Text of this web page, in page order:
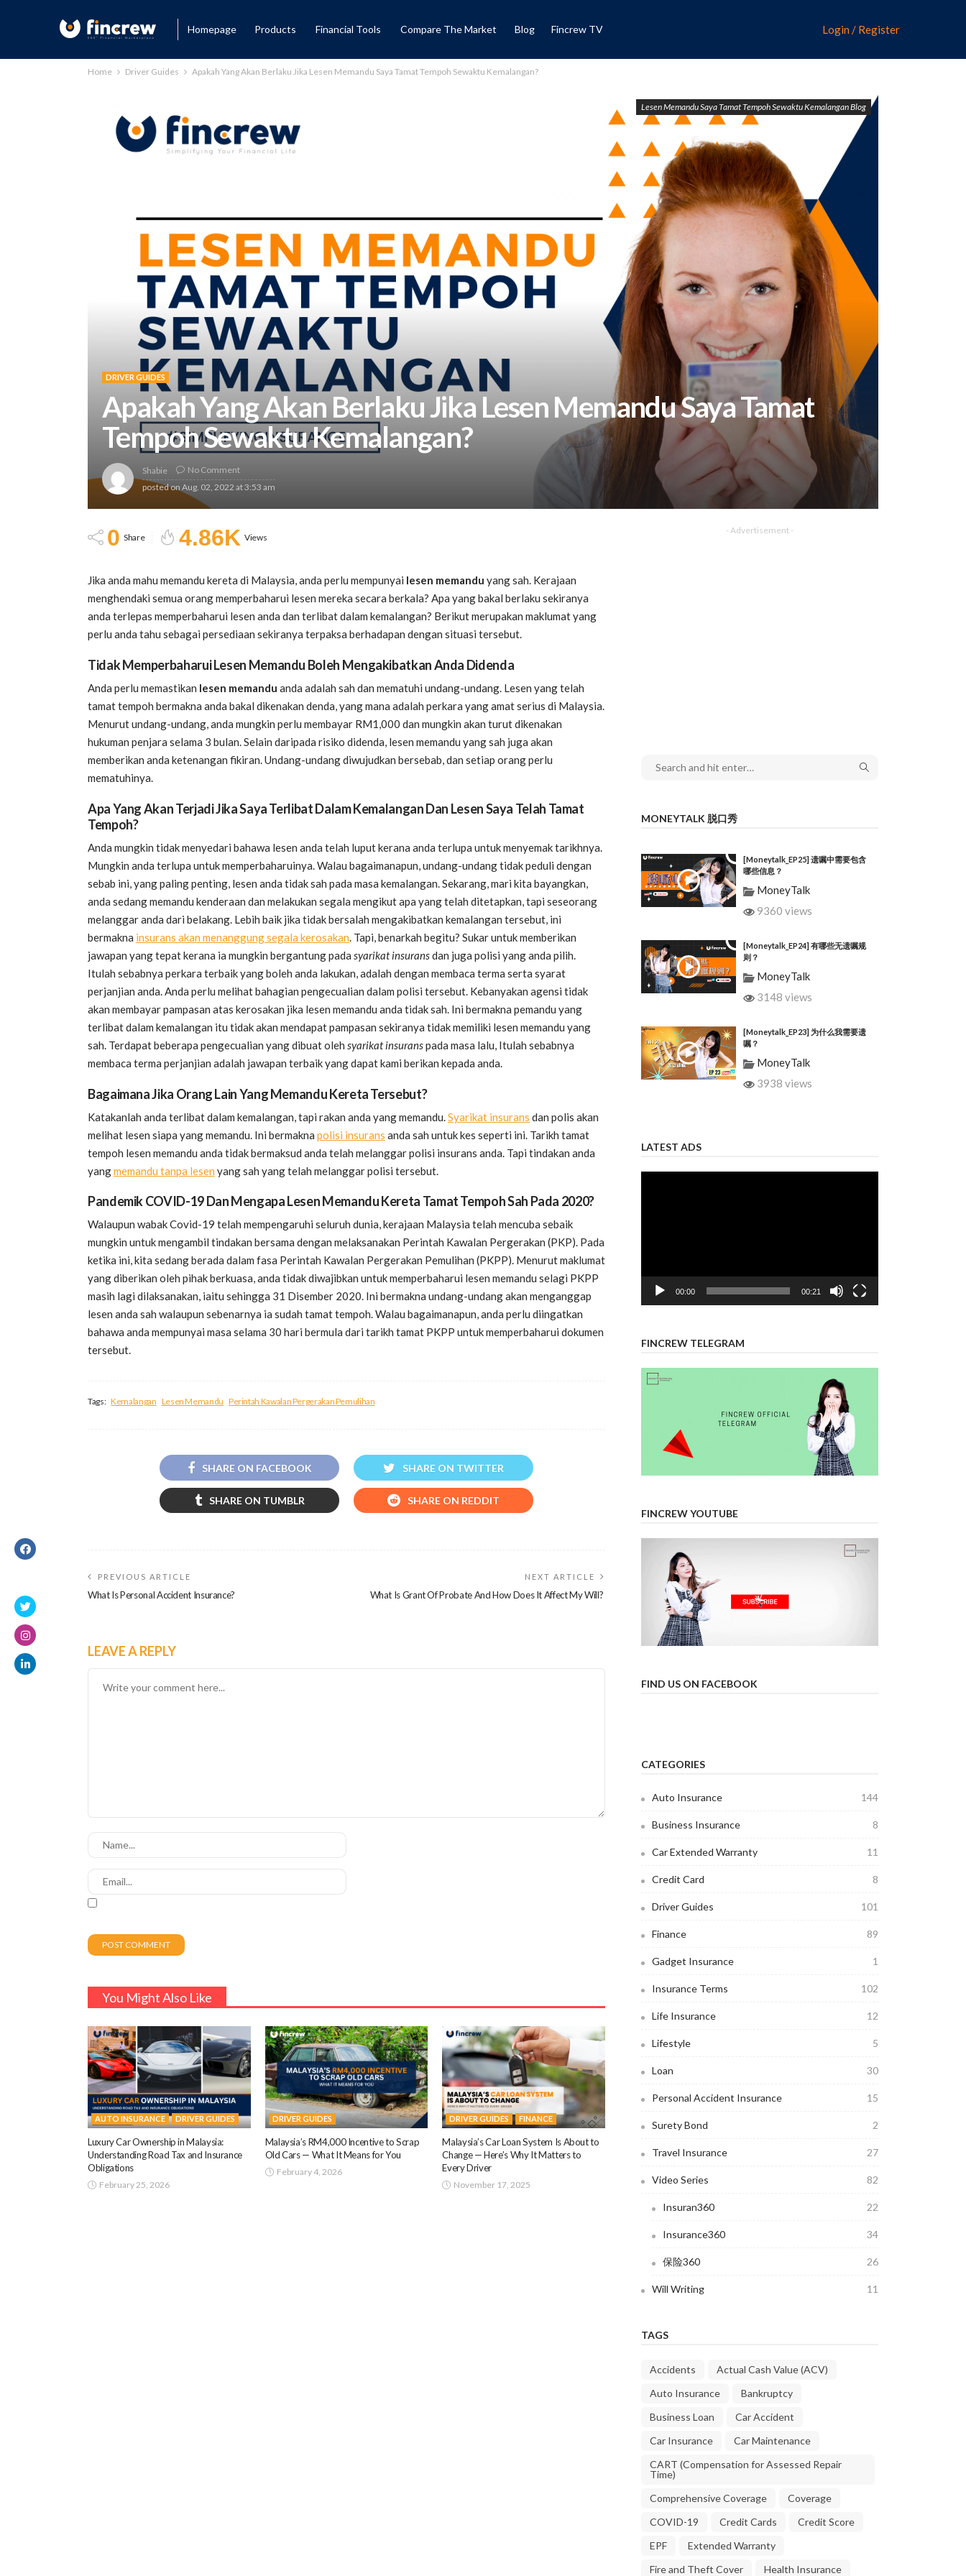
Homepage Products Financial Tools Compare The Market Blog Fincrew TV Login / Register
Home Driver Guides Apakah Yang Akan Berlaku Jika Lesen Memandu Saya Tamat Tempoh Sewaktu Kemalangan?
DRIVER GUIDES
Apakah Yang Akan Berlaku Jika Lesen Memandu Saya Tamat
Tempoh Sewaktu Kemalangan?
Shabie
No Comment
posted on Aug. 02, 2022 at 3:53 am
Lesen Memandu Saya Tamat Tempoh Sewaktu Kemalangan Blog
0 Share 4.86K Views
Jika anda mahu memandu kereta di Malaysia, anda perlu mempunyai lesen memandu yang sah. Kerajaan
menghendaki semua orang memperbaharui lesen mereka secara berkala? Apa yang bakal berlaku sekiranya
anda terlepas memperbaharui lesen anda dan terlibat dalam kemalangan? Berikut merupakan maklumat yang
perlu anda tahu sebagai persediaan sekiranya terpaksa berhadapan dengan situasi tersebut.
Tidak Memperbaharui Lesen Memandu Boleh Mengakibatkan Anda Didenda
Anda perlu memastikan lesen memandu anda adalah sah dan mematuhi undang-undang. Lesen yang telah
tamat tempoh bermakna anda bakal dikenakan denda, yang mana adalah perkara yang amat serius di Malaysia.
Menurut undang-undang, anda mungkin perlu membayar RM1,000 dan mungkin akan turut dikenakan
hukuman penjara selama 3 bulan. Selain daripada risiko didenda, lesen memandu yang sah juga akan
memberikan anda ketenangan fikiran. Undang-undang diwujudkan bersebab, dan setiap orang perlu
mematuhinya.
Apa Yang Akan Terjadi Jika Saya Terlibat Dalam Kemalangan Dan Lesen Saya Telah Tamat
Tempoh?
Anda mungkin tidak menyedari bahawa lesen anda telah luput kerana anda terlupa untuk menyemak tarikhnya.
Mungkin anda terlupa untuk memperbaharuinya. Walau bagaimanapun, undang-undang tidak peduli dengan
sebab ini, yang paling penting, lesen anda tidak sah pada masa kemalangan. Sekarang, mari kita bayangkan,
anda sedang memandu kenderaan dan melakukan segala mengikut apa yang telah ditetapkan, tapi seseorang
melanggar anda dari belakang. Lebih baik jika tidak bersalah mengakibatkan kemalangan tersebut, ini
bermakna insurans akan menanggung segala kerosakan. Tapi, benarkah begitu? Sukar untuk memberikan
jawapan yang tepat kerana ia mungkin bergantung pada syarikat insuransdan juga polisi yang anda pilih.
Itulah sebabnya perkara terbaik yang boleh anda lakukan, adalah dengan membaca terma serta syarat
perjanjian anda. Anda perlu melihat bahagian pengecualian dalam polisi tersebut. Kebanyakan agensi tidak
akan membayar pampasan atas kerosakan jika lesen memandu anda tidak sah. Ini bermakna pemandu yang
terlibat dalam kemalangan itu tidak akan mendapat pampasan sekiranya tidak memiliki lesen memandu yang
sah. Terdapat beberapa pengecualian yang dibuat oleh syarikat insuranspada masa lalu, Itulah sebabnya
membaca terma perjanjian adalah jawapan terbaik yang dapat kami berikan kepada anda.
Bagaimana Jika Orang Lain Yang Memandu Kereta Tersebut?
Katakanlah anda terlibat dalam kemalangan, tapi rakan anda yang memandu. Syarikat insurans dan polis akan
melihat lesen siapa yang memandu. Ini bermakna polisi insurans anda sah untuk kes seperti ini. Tarikh tamat
tempoh lesen memandu anda tidak bermaksud anda telah melanggar polisi insurans anda. Tapi tindakan anda
yangmemandu tanpa lesen yang sah yang telah melanggar polisi tersebut.
Pandemik COVID-19 Dan Mengapa Lesen Memandu Kereta Tamat Tempoh Sah Pada 2020?
Walaupun wabak Covid-19 telah mempengaruhi seluruh dunia, kerajaan Malaysia telah mencuba sebaik
mungkin untuk mengambil tindakan bersama dengan melaksanakan Perintah Kawalan Pergerakan (PKP). Pada
ketika ini, kita sedang berada dalam fasa Perintah Kawalan Pergerakan Pemulihan (PKPP). Menurut maklumat
yang diberikan oleh pihak berkuasa, anda tidak diwajibkan untuk memperbaharui lesen memandu selagi PKPP
masih lagi dilaksanakan, iaitu sehingga 31 Disember 2020. Ini bermakna undang-undang akan menganggap
lesen anda sah walaupun sebenarnya ia sudah tamat tempoh. Walau bagaimanapun, anda perlu diingatkan
bahawa anda mempunyai masa selama 30 hari bermula dari tarikh tamat PKPP untuk memperbaharui dokumen
tersebut.
Tags: Kemalangan Lesen Memandu Perintah Kawalan Pergerakan Pemulihan
SHARE ON FACEBOOK SHARE ON TWITTER
SHARE ON TUMBLR SHARE ON REDDIT
PREVIOUS ARTICLE
What Is Personal Accident Insurance?
NEXT ARTICLE
What Is Grant Of Probate And How Does It Affect My Will?
LEAVE A REPLY
You Might Also Like
AUTO INSURANCE DRIVER GUIDES
Luxury Car Ownership in Malaysia:
Understanding Road Tax and Insurance
Obligations
February 25, 2026
DRIVER GUIDES
Malaysia’s RM4,000 Incentive to Scrap
Old Cars — What It Means for You
February 4, 2026
DRIVER GUIDES FINANCE
Malaysia’s Car Loan System Is About to
Change — Here’s Why It Matters to
Every Driver
November 17, 2025
- Advertisement -
MONEYTALK 脱口秀
[Moneytalk_EP25] 遗嘱中需要包含
哪些信息？
MoneyTalk
9360 views
[Moneytalk_EP24] 有哪些无遗嘱规
则？
MoneyTalk
3148 views
[Moneytalk_EP23] 为什么我需要遗
嘱？
MoneyTalk
3938 views
LATEST ADS
00:00 00:21
FINCREW TELEGRAM
FINCREW YOUTUBE
FIND US ON FACEBOOK
CATEGORIES
Auto Insurance 144
Business Insurance 8
Car Extended Warranty 11
Credit Card 8
Driver Guides 101
Finance 89
Gadget Insurance 1
Insurance Terms 102
Life Insurance 12
Lifestyle 5
Loan 30
Personal Accident Insurance 15
Surety Bond 2
Travel Insurance 27
Video Series 82
Insuran360 22
Insurance360 34
保险360 26
Will Writing 11
TAGS
Accidents
Actual Cash Value (ACV)
Auto Insurance
Bankruptcy
Business Loan
Car Accident
Car Insurance
Car Maintenance
CART (Compensation for Assessed Repair
Time)
Comprehensive Coverage
Coverage
COVID-19
Credit Cards
Credit Score
EPF
Extended Warranty
Fire and Theft Cover
Health Insurance